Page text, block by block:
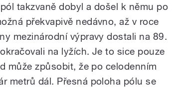
takzvaně dobyl a došel k němu po
překvapivě nedávno, až v roce
mezinárodní výpravy dostali na 89.
na lyžích. Je to sice pouze
může způsobit, že po celodenním
metrů dál. Přesná poloha pólu se